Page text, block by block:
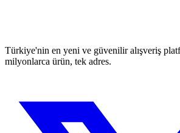
Türkiye'nin en yeni ve güvenilir alışveriş
milyonlarca ürün, tek adres.